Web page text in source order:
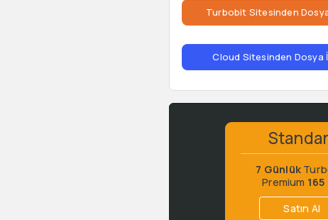
Turbobit Sitesinden
Cloud Sitesinden Dosya
7 Günlük
Premium
Satın Al